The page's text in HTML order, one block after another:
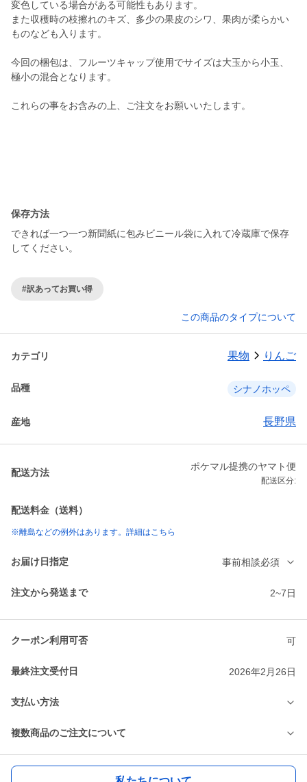
変色している場合がある可能性もあります。
また収穫時の枝擦れのキズ、多少の果皮のシワ、果肉が柔らかい
ものなども入ります。
今回の梱包は、フルーツキャップ使用でサイズは大玉から小玉、
極小の混合となります。
これらの事をお含みの上、ご注文をお願いいたします。
保存方法
できれば一つ一つ新聞紙に包みビニール袋に入れて冷蔵庫で保存
してください。
#訳あってお買い得
この商品のタイプについて
カテゴリ 果物 りんご
品種 シナノホッペ
産地 長野県
配送方法
ポケマル提携のヤマト便
配送区分:
配送料金（送料）
※離島などの例外はあります。詳細はこちら
お届け日指定 事前相談必須
注文から発送まで 2~7日
クーポン利用可否 可
最終注文受付日 2026年2月26日
支払い方法
複数商品のご注文について